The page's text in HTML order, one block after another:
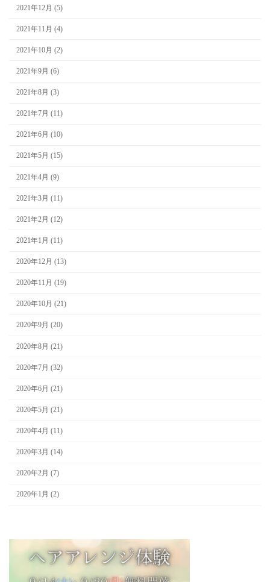
2021年12月 (5)
2021年11月 (4)
2021年10月 (2)
2021年9月 (6)
2021年8月 (3)
2021年7月 (11)
2021年6月 (10)
2021年5月 (15)
2021年4月 (9)
2021年3月 (11)
2021年2月 (12)
2021年1月 (11)
2020年12月 (13)
2020年11月 (19)
2020年10月 (21)
2020年9月 (20)
2020年8月 (21)
2020年7月 (32)
2020年6月 (21)
2020年5月 (21)
2020年4月 (11)
2020年3月 (14)
2020年2月 (7)
2020年1月 (2)